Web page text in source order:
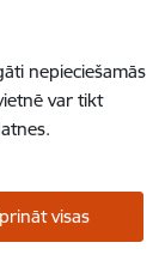
nepieciešamās
var tikt
visas